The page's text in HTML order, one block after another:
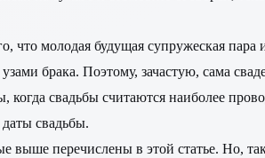
что молодая будущая супружеская пара
брака. Поэтому, зачастую, сама
когда свадьбы считаются наиболее
свадьбы.
перечислены в этой статье. Но,